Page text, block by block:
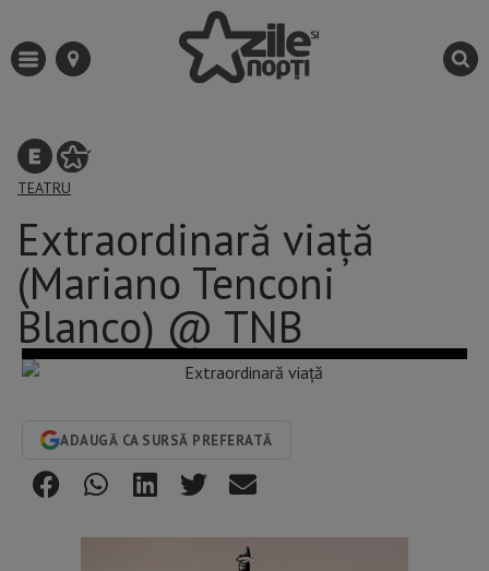
TEATRU
Extraordinară viață
(Mariano Tenconi
Blanco) @ TNB
ADAUGĂ CA SURSĂ PREFERATĂ